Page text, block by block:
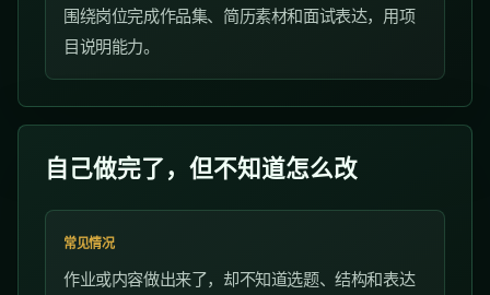
围绕岗位完成作品集、简历素材和面试表达，用项
目说明能力。
自己做完了，但不知道怎么改
常见情况
作业或内容做出来了，却不知道选题、结构和表达